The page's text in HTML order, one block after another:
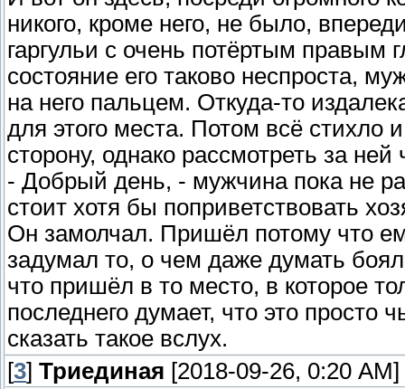
никого, кроме него, не было,
гаргульи с очень потёртым правым
состояние его таково неспроста,
на него пальцем. Откуда-то
для этого места. Потом всё стихло
сторону, однако рассмотреть за
- Добрый день, - мужчина пока не
стоит хотя бы поприветствовать
Он замолчал. Пришёл потому что
задумал то, о чем даже думать
что пришёл в то место, в которое
последнего думает, что это просто
сказать такое вслух.
[3] Триединая [2018-09-26, 0:20 AM]